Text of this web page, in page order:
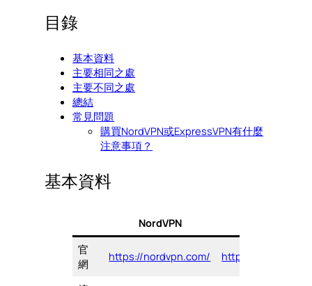
目錄
基本資料
主要相同之處
主要不同之處
總結
常見問題
購買NordVPN或ExpressVPN有什麼
注意事項？
基本資料
NordVPN
官
網
https://nordvpn.com/ https://